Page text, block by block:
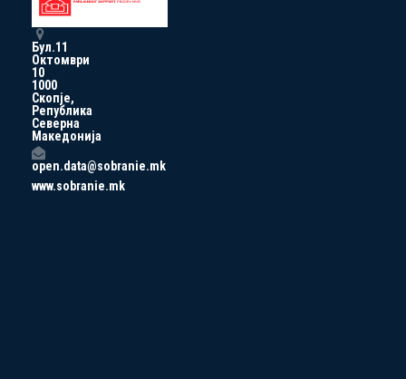
Бул.11
Октомври
10
1000
Скопје,
Република
Северна
Македонија
open.data@sobranie.mk
www.sobranie.mk